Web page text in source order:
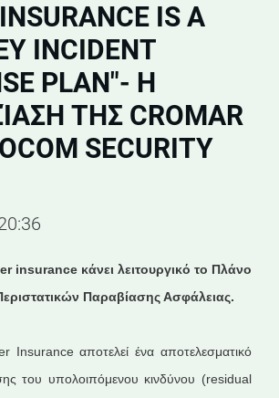
IS A
INCIDENT
PLAN"- H
ΤΗΣ CROMAR
SECURITY
insurance κάνει λειτουργικό το Πλάνο
Παραβίασης Ασφάλειας.
Insurance αποτελεί ένα αποτελεσματικό
του υπολοιπόμενου κινδύνου (residual